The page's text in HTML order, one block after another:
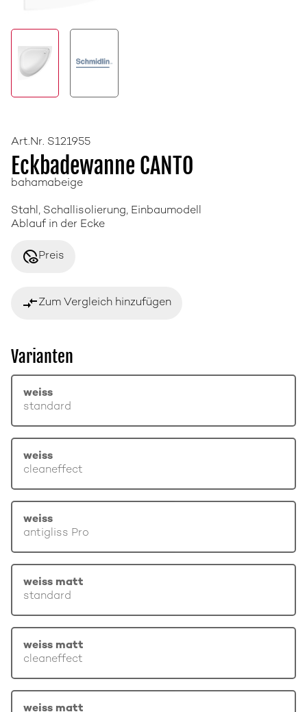
Art.Nr. S121955
Eckbadewanne CANTO
bahamabeige
Stahl, Schallisolierung, Einbaumodell
Ablauf in der Ecke
disabled_visiblePreis
compare_arrowsZum Vergleich hinzufügen
Varianten
weiss
standard
weiss
cleaneffect
weiss
antigliss Pro
weiss matt
standard
weiss matt
cleaneffect
weiss matt